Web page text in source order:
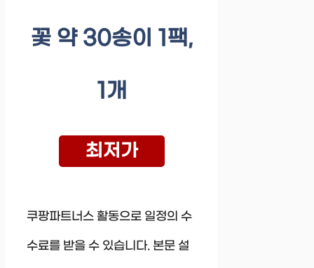
꽃 약 30송이 1팩,
1개
최저가
쿠팡파트너스 활동으로 일정의 수
수료를 받을 수 있습니다. 본문 설